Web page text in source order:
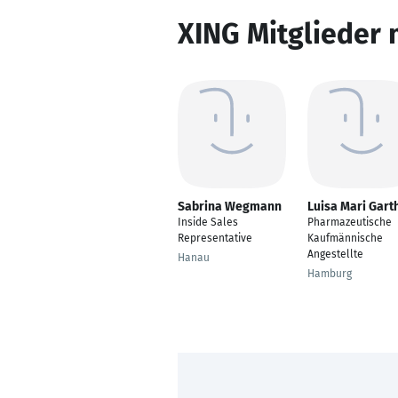
XING Mitglieder
Sabrina Wegmann
Inside Sales
Representative
Hanau
Luisa Mari
Pharmazeutische
Kaufmännische
Angestellte
Hamburg